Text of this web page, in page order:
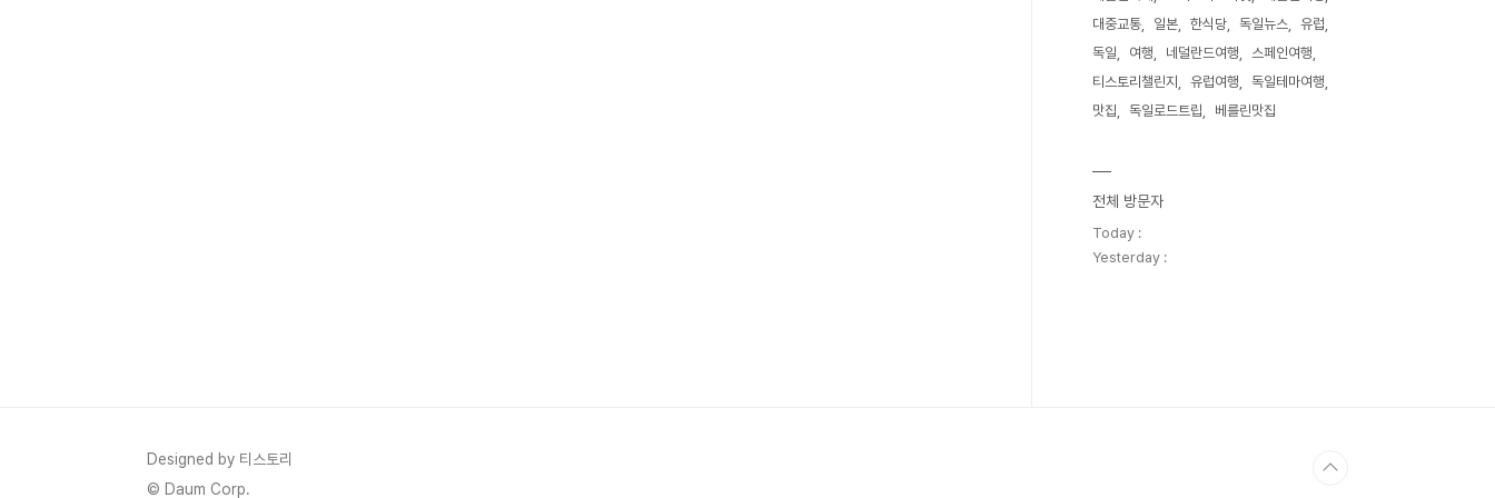
대중교통
일본 한식당 독일뉴스
유럽
독일
여행 네덜란드여행
스페인여행
티스토리챌린지
유럽여행
독일테마여행
맛집
독일로드트립 베를린맛집
전체 방문자
Today :
Yesterday :
Designed by 티스토리
© Daum Corp.